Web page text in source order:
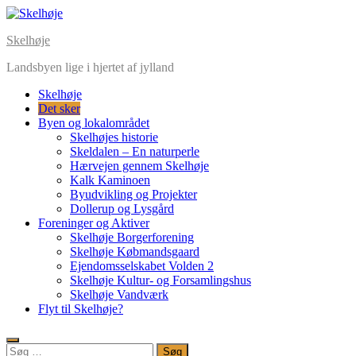
Skip
content
Skelhøje
Landsbyen lige i hjertet af jylland
Skelhøje
Det sker
Byen og lokalområdet
Skelhøjes historie
Skeldalen – En naturperle
Hærvejen gennem Skelhøje
Kalk Kaminoen
Byudvikling og Projekter
Dollerup og Lysgård
Foreninger og Aktiver
Skelhøje Borgerforening
Skelhøje Købmandsgaard
Ejendomsselskabet Volden 2
Skelhøje Kultur- og Forsamlingshus
Skelhøje Vandværk
Flyt til Skelhøje?
Søg